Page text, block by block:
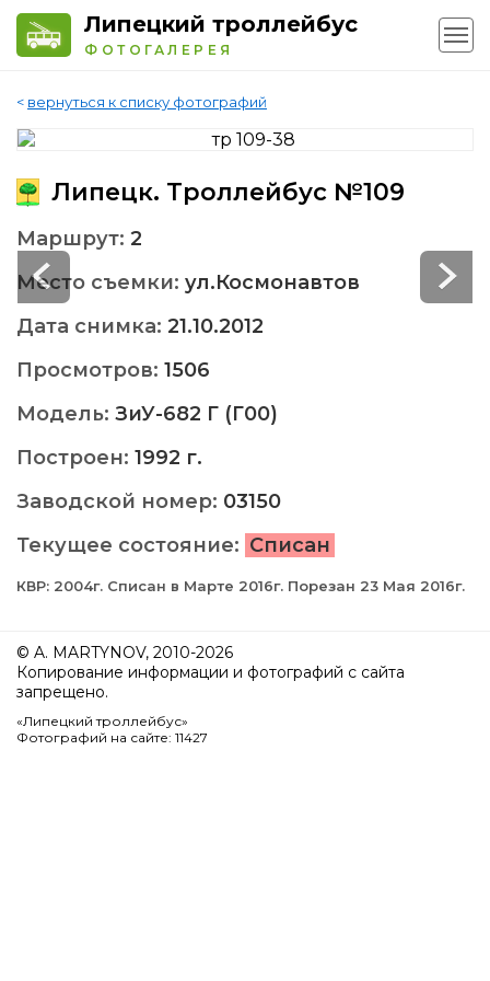
Липецкий троллейбус
ФОТОГАЛЕРЕЯ
< вернуться к списку фотографий
Липецк. Троллейбус №109
Маршрут: 2
Место съемки: ул.Космонавтов
Дата снимка: 21.10.2012
Просмотров: 1506
Модель: ЗиУ-682 Г (Г00)
Построен: 1992 г.
Заводской номер: 03150
Текущее состояние: Списан
КВР: 2004г. Списан в Марте 2016г. Порезан 23 Мая 2016г.
© A. MARTYNOV, 2010-2026
Копирование информации и фотографий с сайта
запрещено.
«Липецкий троллейбус»
Фотографий на сайте: 11427